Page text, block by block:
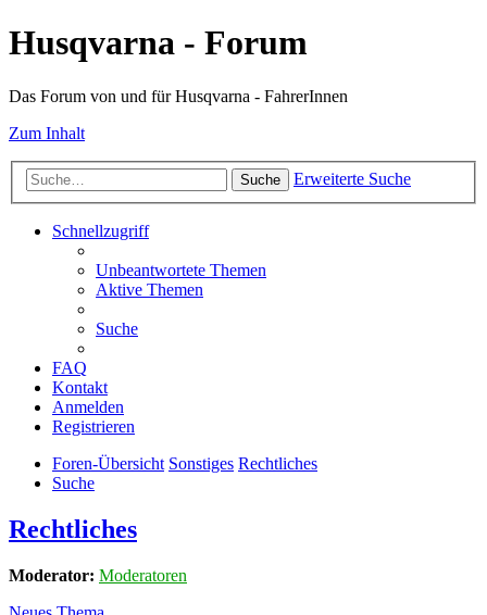
Husqvarna - Forum
Das Forum von und für Husqvarna - FahrerInnen
Zum Inhalt
Suche Erweiterte Suche
Schnellzugriff
Unbeantwortete Themen
Aktive Themen
Suche
FAQ
Kontakt
Anmelden
Registrieren
Foren-Übersicht Sonstiges Rechtliches
Suche
Rechtliches
Moderator: Moderatoren